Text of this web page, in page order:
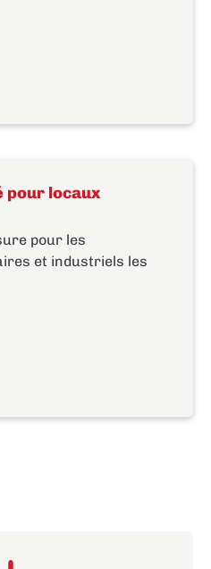
pour locaux
pour les
et industriels les